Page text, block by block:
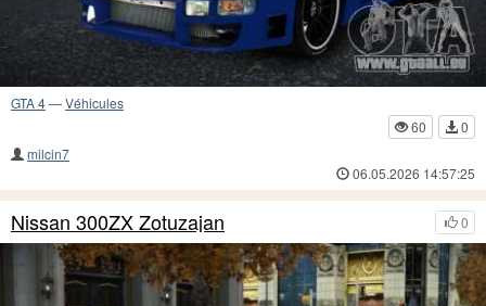
GTA 4—Véhicules
60
0
milcin7
06.05.2026 14:57:25
0
Nissan 300ZX Zotuzajan